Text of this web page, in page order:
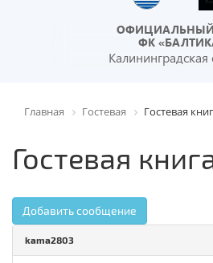
ФК
Калининградская
Главная Гостевая Гостевая
Гостевая
Добавить сообщение
kama2803